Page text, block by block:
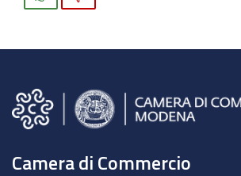
Camera di Commercio